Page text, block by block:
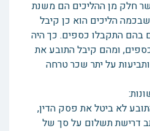
לשנת 2011, כאשר חלק מן ההליכים הם משנת
שבכמה הליכים הוא כן קיבל
בהם התקבלו כספים. כך היה
ומהם קיבל התובע את
על יתר שכר טרחה
לא ביטל את פסק הדין,
דרישת תשלום על סך של